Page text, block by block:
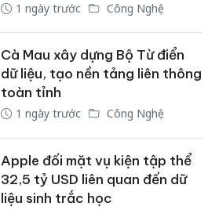
1 ngày trước Công Nghệ
Cà Mau xây dựng Bộ Từ điển
dữ liệu, tạo nền tảng liên thông
toàn tỉnh
1 ngày trước Công Nghệ
Apple đối mặt vụ kiện tập thể
32,5 tỷ USD liên quan đến dữ
liệu sinh trắc học